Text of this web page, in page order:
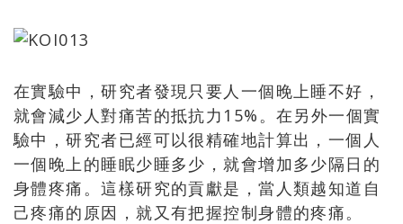
在實驗中，研究者發現只要人一個晚上睡不好，
就會減少人對痛苦的抵抗力15%。在另外一個實
驗中，研究者已經可以很精確地計算出，一個人
一個晚上的睡眠少睡多少，就會增加多少隔日的
身體疼痛。這樣研究的貢獻是，當人類越知道自
己疼痛的原因，就又有把握控制身體的疼痛。